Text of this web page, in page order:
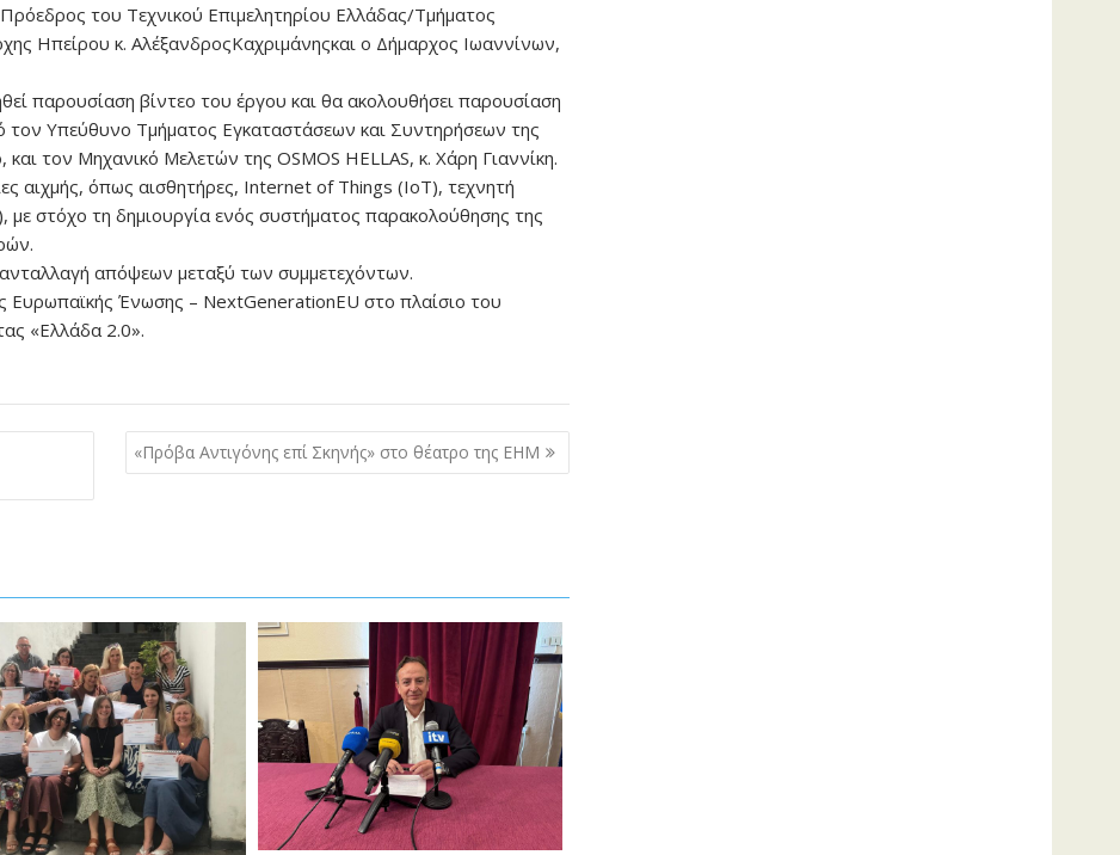
του Τεχνικού Επιμελητηρίου Ελλάδας/Τμήματος
Ηπείρου κ. ΑλέξανδροςΚαχριμάνηςκαι ο Δήμαρχος Ιωαννίνων,
παρουσίαση βίντεο του έργου και θα ακολουθήσει παρουσίαση
Υπεύθυνο Τμήματος Εγκαταστάσεων και Συντηρήσεων της
τον Μηχανικό Μελετών της OSMOS HELLAS, κ. Χάρη Γιαννίκη.
αιχμής, όπως αισθητήρες, Internet of Things (IoT), τεχνητή
στόχο τη δημιουργία ενός συστήματος παρακολούθησης της
απόψεων μεταξύ των συμμετεχόντων.
Ευρωπαϊκής Ένωσης – NextGenerationEU στο πλαίσιο του
«Ελλάδα 2.0».
«Πρόβα Αντιγόνης επί Σκηνής» στο θέατρο της ΕΗΜ